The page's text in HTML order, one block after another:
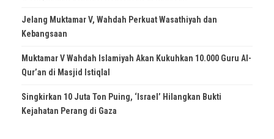
Jelang Muktamar V, Wahdah Perkuat Wasathiyah dan
Kebangsaan
Muktamar V Wahdah Islamiyah Akan Kukuhkan 10.000 Guru Al-
Qur’an di Masjid Istiqlal
Singkirkan 10 Juta Ton Puing, ‘Israel’ Hilangkan Bukti
Kejahatan Perang di Gaza